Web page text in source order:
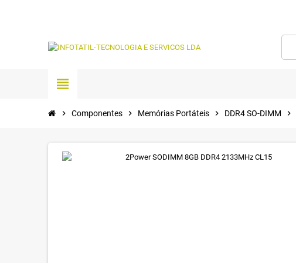
view_headline
chevron_right Componentes chevron_right Memórias Portáteis chevron_right DDR4 SO-DIMM chevron_right